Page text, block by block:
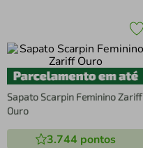
Sapato Scarpin Feminino Zariff
Ouro
3.744 pontos